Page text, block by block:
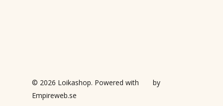
© 2026 Loikashop. Powered with
by
Empireweb.se